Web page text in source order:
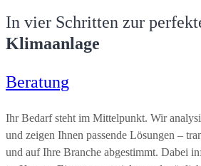
In vier Schritten zur
Klimaanlage
Beratung
Ihr Bedarf steht im Mittelpunkt. Wir
und zeigen Ihnen passende Lösungen –
und auf Ihre Branche abgestimmt. Dabei